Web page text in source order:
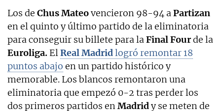
Los de Chus Mateovencieron 98-94 aPartizan
en el quinto y último partido de la eliminatoria
para conseguir su billete para laFinal Fourde la
Euroliga. ElReal Madridlogró remontar 18
puntos abajo en un partido histórico y
memorable. Los blancos remontaron una
eliminatoria que empezó 0-2 tras perder los
dos primeros partidos enMadridy se meten de